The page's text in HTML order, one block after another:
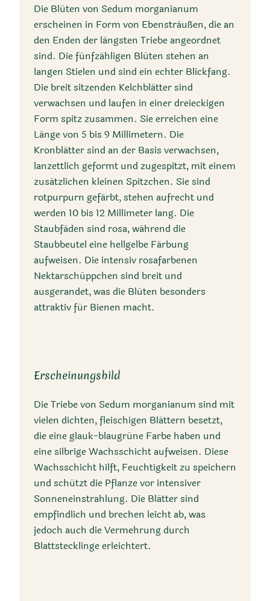
Trivialnamen
Schlangen-Fetthenne,
Burro’s Tail
Synonyme
Sedum morganianum E.
Walther
Tropischer Laubwald,
Felsige Klippen aus
magmatischem Gestein
Die Blüten von Sedum morganianum
erscheinen in Form von Ebensträußen, die an
den Enden der längsten Triebe angeordnet
sind. Die fünfzähligen Blüten stehen an
langen Stielen und sind ein echter Blickfang.
Die breit sitzenden Kelchblätter sind
verwachsen und laufen in einer dreieckigen
Form spitz zusammen. Sie erreichen eine
Länge von 5 bis 9 Millimetern. Die
Kronblätter sind an der Basis verwachsen,
lanzettlich geformt und zugespitzt, mit einem
zusätzlichen kleinen Spitzchen. Sie sind
rotpurpurn gefärbt, stehen aufrecht und
werden 10 bis 12 Millimeter lang. Die
Staubfäden sind rosa, während die
Staubbeutel eine hellgelbe Färbung
aufweisen. Die intensiv rosafarbenen
Nektarschüppchen sind breit und
ausgerandet, was die Blüten besonders
attraktiv für Bienen macht.
Erscheinungsbild
Die Triebe von Sedum morganianum sind mit
vielen dichten, fleischigen Blättern besetzt,
die eine glauk-blaugrüne Farbe haben und
eine silbrige Wachsschicht aufweisen. Diese
Wachsschicht hilft, Feuchtigkeit zu speichern
und schützt die Pflanze vor intensiver
Sonneneinstrahlung. Die Blätter sind
empfindlich und brechen leicht ab, was
jedoch auch die Vermehrung durch
Blattstecklinge erleichtert.